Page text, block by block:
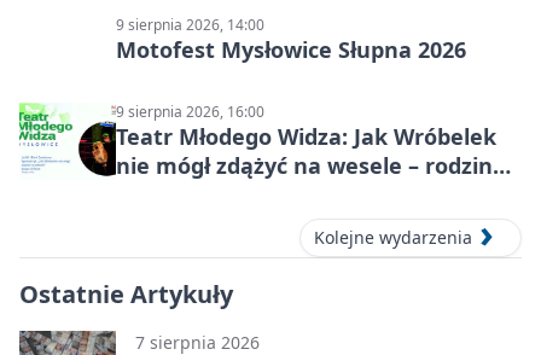
9 sierpnia 2026, 14:00
Motofest Mysłowice Słupna 2026
9 sierpnia 2026, 16:00
Teatr Młodego Widza: Jak Wróbelek
nie mógł zdążyć na wesele – rodzinny
Kolejne wydarzenia
Ostatnie Artykuły
7 sierpnia 2026